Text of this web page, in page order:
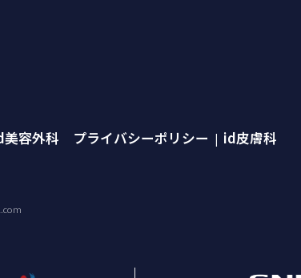
美容外科 プライバシーポリシー | id皮膚科